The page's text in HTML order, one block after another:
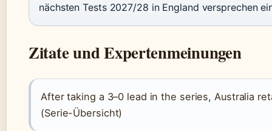
nächsten Tests 2027/28 in England versprechen
Zitate und Expertenmeinungen
After taking a 3–0 lead in the series, Australia
(Serie-Übersicht)